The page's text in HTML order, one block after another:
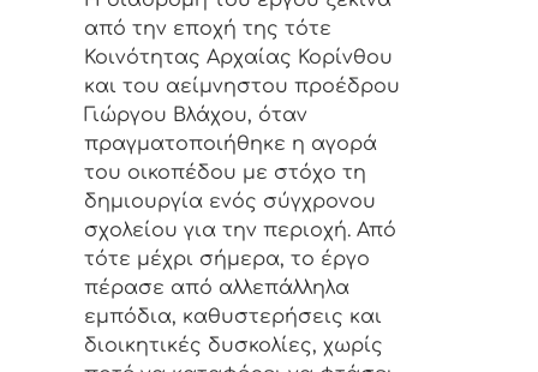
από την εποχή της τότε
Κοινότητας Αρχαίας Κορίνθου
και του αείμνηστου προέδρου
Γιώργου Βλάχου, όταν
πραγματοποιήθηκε η αγορά
του οικοπέδου με στόχο τη
δημιουργία ενός σύγχρονου
σχολείου για την περιοχή. Από
τότε μέχρι σήμερα, το έργο
πέρασε από αλλεπάλληλα
εμπόδια, καθυστερήσεις και
διοικητικές δυσκολίες, χωρίς